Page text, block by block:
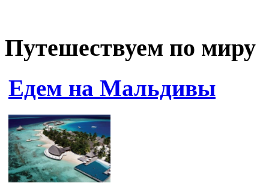
Путешествуем по миру
Едем на Мальдивы